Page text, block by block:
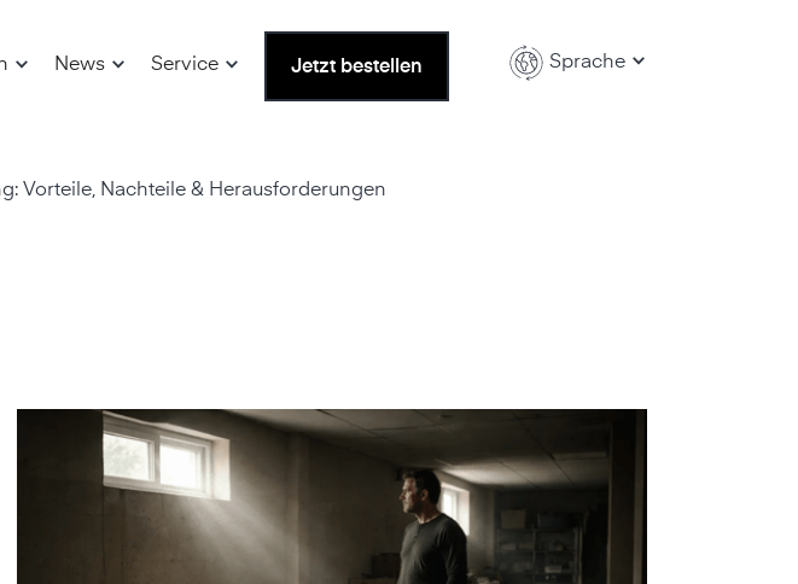
News Service Jetzt bestellen Sprache
Vorteile, Nachteile & Herausforderungen